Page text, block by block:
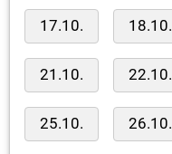
17.10. 18.10.
21.10. 22.10.
25.10. 26.10.